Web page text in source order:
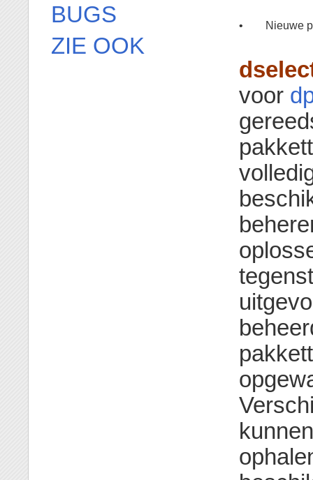
• Nieuwe
voor
BUGS
ZIE OOK